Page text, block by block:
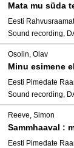
Mata mu süda
Eesti
Sound recording,
Osolin, Olav
Minu esimene
Eesti Pimedate
Sound recording,
Reeve, Simon
Sammhaaval :
Eesti Pimedate